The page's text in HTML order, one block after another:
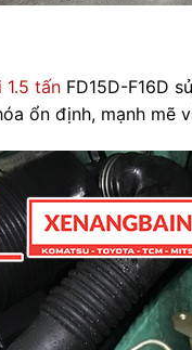
1.5 tấn FD15D-F16D
ổn định, mạnh mẽ